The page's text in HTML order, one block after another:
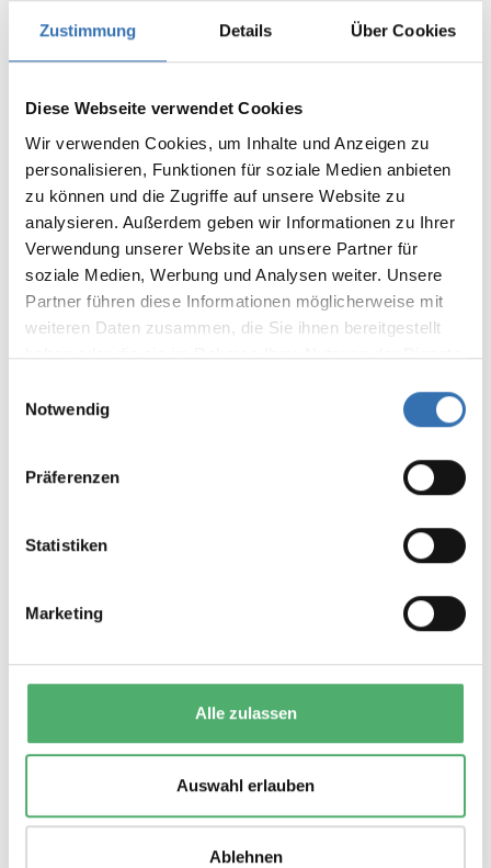
Zustimmung Details Über Cookies
Diese Webseite verwendet Cookies
Wir verwenden Cookies, um Inhalte und Anzeigen zu
personalisieren, Funktionen für soziale Medien anbieten
zu können und die Zugriffe auf unsere Website zu
analysieren. Außerdem geben wir Informationen zu Ihrer
Verwendung unserer Website an unsere Partner für
soziale Medien, Werbung und Analysen weiter. Unsere
Partner führen diese Informationen möglicherweise mit
weiteren Daten zusammen, die Sie ihnen bereitgestellt
haben oder die sie im Rahmen Ihrer Nutzung der Dienste
Notwendig
Präferenzen
Statistiken
Marketing
Alle zulassen
Auswahl erlauben
Ablehnen
Bewertung schreiben
Keine Bewertungen gefunden. Teilen Sie Ihre
Erfahrungen mit anderen.
DAS KÖNNTE IHNEN AUCH
WANDTAFELGERÄTESATZ PROFI-LINIE I
2 Varianten